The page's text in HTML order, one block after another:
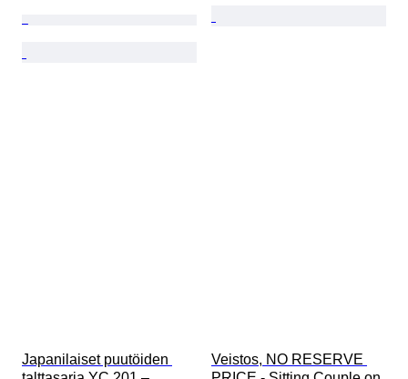
Japanilaiset puutöiden
Veistos, NO RESERVE